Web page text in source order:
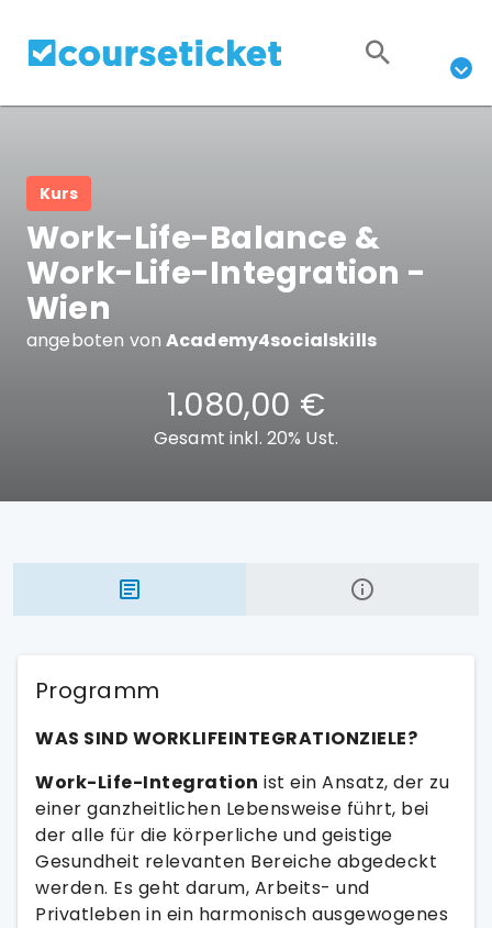
Kurs
Work-Life-Balance &
Work-Life-Integration -
Wien
angeboten von Academy4socialskills
1.080,00 €
Gesamt inkl. 20% Ust.
Programm
WAS SIND WORKLIFEINTEGRATIONZIELE?
Work-Life-Integration ist ein Ansatz, der zu
einer ganzheitlichen Lebensweise führt, bei
der alle für die körperliche und geistige
Gesundheit relevanten Bereiche abgedeckt
werden. Es geht darum, Arbeits- und
Privatleben in ein harmonisch ausgewogenes